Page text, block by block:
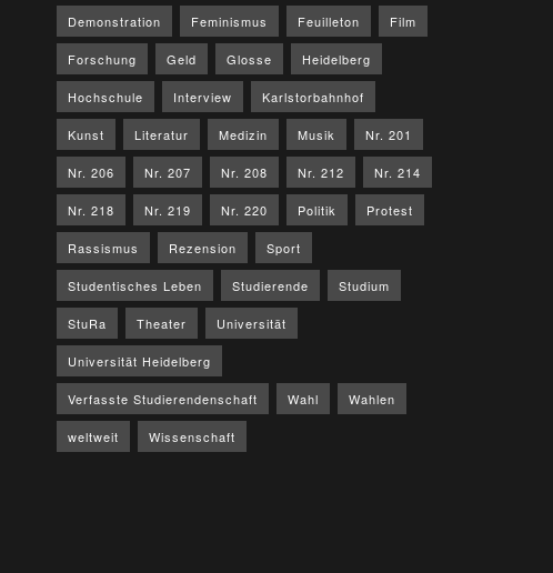
Demonstration Feminismus Feuilleton Film
Forschung Geld Glosse Heidelberg
Hochschule Interview Karlstorbahnhof
Kunst Literatur Medizin Musik Nr. 201
Nr. 206 Nr. 207 Nr. 208 Nr. 212 Nr. 214
Nr. 218 Nr. 219 Nr. 220 Politik Protest
Rassismus Rezension Sport
Studentisches Leben Studierende Studium
StuRa Theater Universität
Universität Heidelberg
Verfasste Studierendenschaft Wahl Wahlen
weltweit Wissenschaft